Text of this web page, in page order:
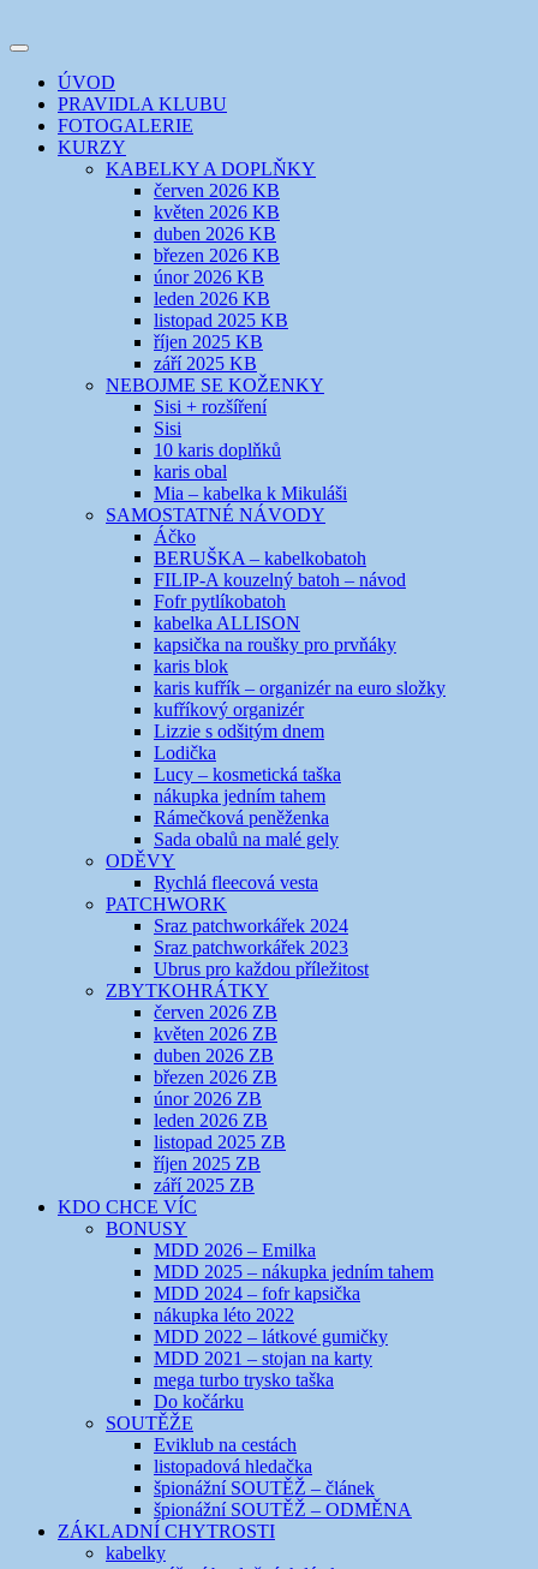
k
webuEVIKLUB
šicí klub
Toggle
navigation
ÚVOD
PRAVIDLA KLUBU
FOTOGALERIE
KURZY
KABELKY A DOPLŇKY
červen 2026 KB
květen 2026 KB
duben 2026 KB
březen 2026 KB
únor 2026 KB
leden 2026 KB
listopad 2025 KB
říjen 2025 KB
září 2025 KB
NEBOJME SE KOŽENKY
Sisi + rozšíření
Sisi
10 karis doplňků
karis obal
Mia – kabelka k Mikuláši
SAMOSTATNÉ NÁVODY
Áčko
BERUŠKA – kabelkobatoh
FILIP-A kouzelný batoh – návod
Fofr pytlíkobatoh
kabelka ALLISON
kapsička na roušky pro prvňáky
karis blok
karis kufřík – organizér na euro složky
kufříkový organizér
Lizzie s odšitým dnem
Lodička
Lucy – kosmetická taška
nákupka jedním tahem
Rámečková peněženka
Sada obalů na malé gely
ODĚVY
Rychlá fleecová vesta
PATCHWORK
Sraz patchworkářek 2024
Sraz patchworkářek 2023
Ubrus pro každou příležitost
ZBYTKOHRÁTKY
červen 2026 ZB
květen 2026 ZB
duben 2026 ZB
březen 2026 ZB
únor 2026 ZB
leden 2026 ZB
listopad 2025 ZB
říjen 2025 ZB
září 2025 ZB
KDO CHCE VÍC
BONUSY
MDD 2026 – Emilka
MDD 2025 – nákupka jedním tahem
MDD 2024 – fofr kapsička
nákupka léto 2022
MDD 2022 – látkové gumičky
MDD 2021 – stojan na karty
mega turbo trysko taška
Do kočárku
SOUTĚŽE
Eviklub na cestách
listopadová hledačka
špionážní SOUTĚŽ – článek
špionážní SOUTĚŽ – ODMĚNA
ZÁKLADNÍ CHYTROSTI
kabelky